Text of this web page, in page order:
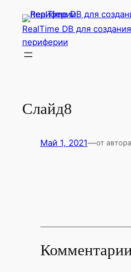
Перейти
содержимому
RealTime DB для
периферии
Слайд8
Май 1, 2021—от автора